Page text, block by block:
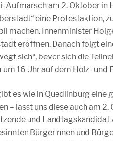
Aufmarsch am 2. Oktober
eine Protestaktion,
machen. Innenminister
eröffnen. Danach folgt
sich“, bevor sich die
16 Uhr auf dem Holz- und
es wie in Quedlinburg
– lasst uns diese auch am
und Landtagskandidat
Bürgerinnen und